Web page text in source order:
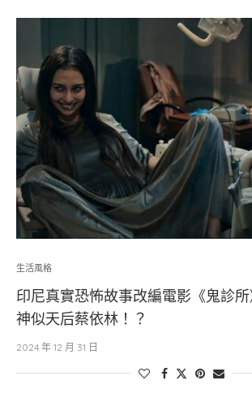
生活風格
印尼真實恐怖故事改編電影《鬼診
神似天后蔡依林！？
2024 年 12 月 31 日